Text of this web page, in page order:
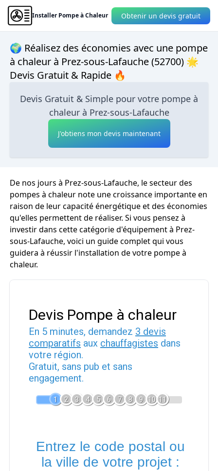
Installer Pompe à Chaleur Obtenir un devis gratuit
🌍 Réalisez des économies avec une pompe
à chaleur à Prez-sous-Lafauche (52700) 🌟
Devis Gratuit & Rapide 🔥
Devis Gratuit & Simple pour votre pompe à
chaleur à Prez-sous-Lafauche
J'obtiens mon devis maintenant
De nos jours à Prez-sous-Lafauche, le secteur des
pompes à chaleur note une croissance importante en
raison de leur capacité énergétique et des économies
qu'elles permettent de réaliser. Si vous pensez à
investir dans cette catégorie d'équipement à Prez-
sous-Lafauche, voici un guide complet qui vous
guidera à réussir l'installation de votre pompe à
chaleur.
Devis Pompe à chaleur
En 5 minutes, demandez 3 devis
comparatifs aux chauffagistes dans
votre région.
Gratuit, sans pub et sans
engagement.
1 2 3 4 5 6 7 8 9 10 11
Entrez le code postal ou
la ville de votre projet :